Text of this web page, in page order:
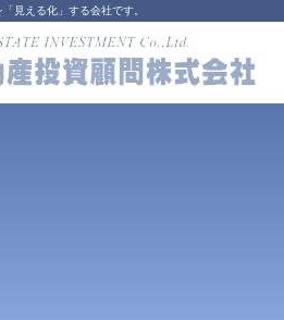
見える化」する会社です。